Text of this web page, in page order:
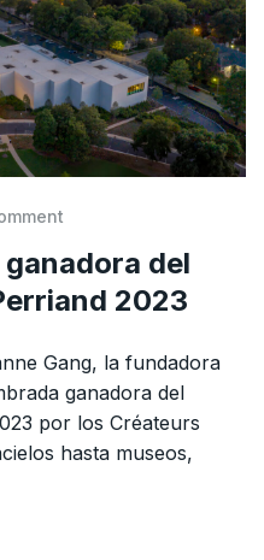
del
2023
Gang, la fundadora
ganadora del
por los Créateurs
hasta museos,